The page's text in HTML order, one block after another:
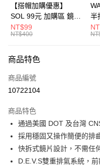
全家取貨付款(安全帽一頂以
每筆NT$60，滿NT$1,000(
7-11取貨付款(安全帽一頂以
每筆NT$100，滿NT$1,000(
【搭帽加購優惠】
SOL 99元 加購區 鏡片
內襯 內置墨鏡 防水帽
袋 安全帽配件
NT$99
NT$400
半
殼
山
商品特色
商品編號
10722104
商品特色
通過美國 DOT 及台灣
採用穩固又操作簡便的排
快拆式鏡片設計，不需任
D.E.V.S雙重排氣系統，